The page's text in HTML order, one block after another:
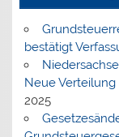
bestätigt
Neue
2025